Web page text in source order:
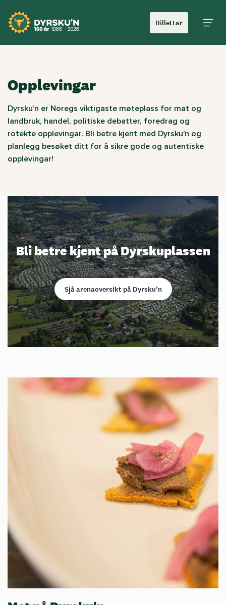
Billettar
Opplevingar
Dyrsku’n er Noregs viktigaste møteplass for mat og
landbruk, handel, politiske debatter, foredrag og
rotekte opplevingar. Bli betre kjent med Dyrsku’n og
planlegg besøket ditt for å sikre gode og autentiske
opplevingar!
Bli betre kjent på Dyrskuplassen
Sjå arenaoversikt på Dyrsku’n